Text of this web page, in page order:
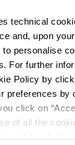
technical
and, upon
personalise
For further
Policy by
preferences by
click on
of all the
anche
e
decenni
percorso
cruciali